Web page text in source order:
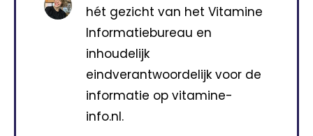
hét gezicht van het Vitamine
Informatiebureau en
inhoudelijk
eindverantwoordelijk voor de
informatie op vitamine-
info.nl.